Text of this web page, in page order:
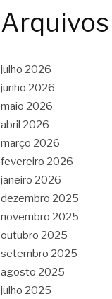
Arquivos
julho 2026
junho 2026
maio 2026
abril 2026
março 2026
fevereiro 2026
janeiro 2026
dezembro 2025
novembro 2025
outubro 2025
setembro 2025
agosto 2025
julho 2025